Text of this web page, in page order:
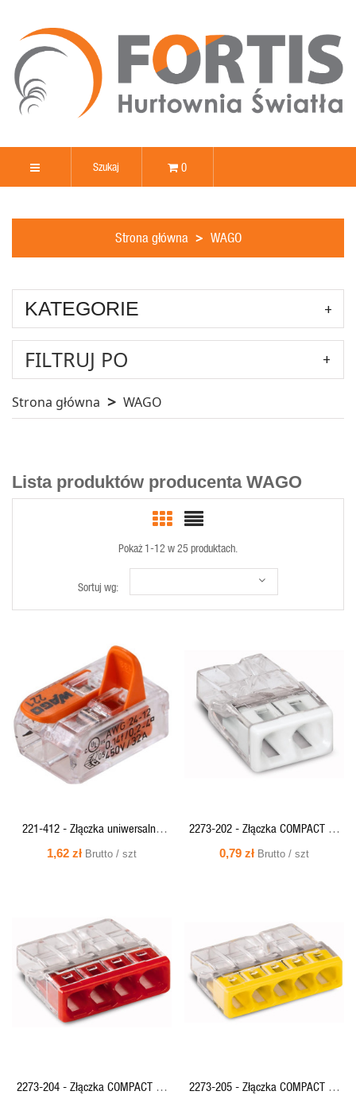
0
Strona główna WAGO
KATEGORIE
FILTRUJ PO
Strona główna WAGO
Lista produktów producenta WAGO
Pokaż 1-12 w 25 produktach.
Sortuj wg:
SZYBKI
PODGLĄD
221-412 - Złączka uniwersalna
COMPACT 2x0,2-4mm DR/LIN
1,62 zł Brutto / szt
SZYBKI
PODGLĄD
2273-202 - Złączka COMPACT do
puszek instalacyjnych, 2x0,5-
0,79 zł Brutto / szt
SZYBKI
PODGLĄD
2273-204 - Złączka COMPACT do
SZYBKI
PODGLĄD
2273-205 - Złączka COMPACT do